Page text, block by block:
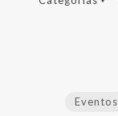
Eventos